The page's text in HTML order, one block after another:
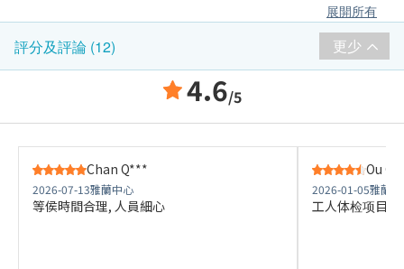
展開所有
評分及評論 (12) 更少
4.6/5
Chan Q***
2026-07-13雅蘭中心
等侯時間合理, 人員細心
Ou
2026-01-05雅蘭
工人体检项目